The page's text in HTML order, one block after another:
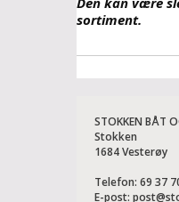
sortiment.
STOKKEN BÅT
Stokken
1684 Vesterøy
Telefon: 69 37
E-post: